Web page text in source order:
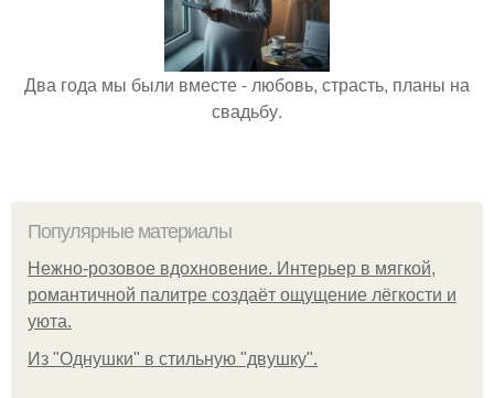
Два года мы были вместе - любовь, страсть, планы на
свадьбу.
Популярные материалы
Нежно-розовое вдохновение. Интерьер в мягкой,
романтичной палитре создаёт ощущение лёгкости и
уюта.
Из "Однушки" в стильную "двушку".